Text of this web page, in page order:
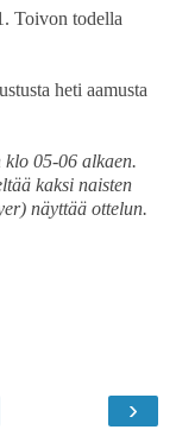
Toivon todella
heti aamusta
05-06 alkaen.
kaksi naisten
näyttää ottelun.
›